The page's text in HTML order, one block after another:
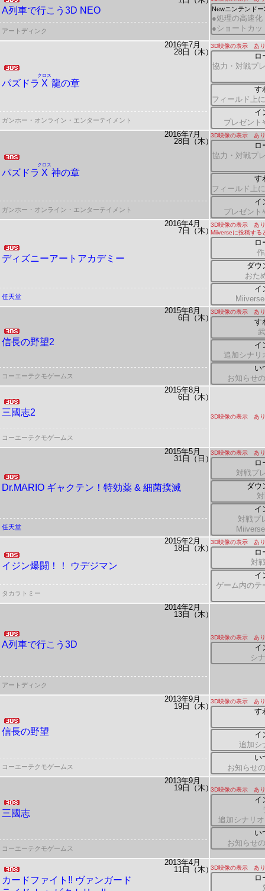
A列車で行こう3D NEO Newニンテンド
●処理の高速化
●ショートカッ
アートディンク
2016年7月
28日（木）
パズドラ X
クロス
龍の章
3D映像の表示 あ
ロ
協力・対戦プ
す
フィールド上
イ
プレゼント
ガンホー・オンライン・エンターテイメント
2016年7月
28日（木）
パズドラ X
クロス
神の章
3D映像の表示 あ
ロ
協力・対戦プ
す
フィールド上
イ
プレゼント
ガンホー・オンライン・エンターテイメント
2016年4月
7日（木）
ディズニーアートアカデミー
3D映像の表示 あり
Miiverseに投稿する
ロ
ダウ
おた
イ
任天堂
2015年8月
6日（木）
信長の野望2
3D映像の表示 あ
す
イ
追加シナリ
い
お知らせ
コーエーテクモゲームス
2015年8月
6日（木）
三國志2 3D映像の表示 あり
コーエーテクモゲームス
2015年5月
31日（日）
Dr.MARIO ギャクテン！特効薬 & 細菌撲滅
3D映像の表示 あ
ロ
対戦プ
ダウ
イ
対戦プ
任天堂
2015年2月
18日（水）
イジン爆闘！！ ウデジマン
3D映像の表示 あ
ロ
対
イ
ゲーム内のテ
タカラトミー
2014年2月
13日（木）
A列車で行こう3D
3D映像の表示 あ
イ
シ
アートディンク
2013年9月
19日（木）
信長の野望
3D映像の表示 あ
す
イ
追加シ
い
お知らせ
コーエーテクモゲームス
2013年9月
19日（木）
三國志
3D映像の表示 あり
イ
追加シナリ
い
お知らせ
コーエーテクモゲームス
2013年4月
11日（木）
カードファイト!! ヴァンガード
3D映像の表示 あ
ロ